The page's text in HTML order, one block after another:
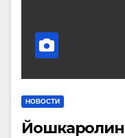
НОВОСТИ